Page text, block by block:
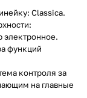
Classica.
электронное.
функций
контроля за
на главные